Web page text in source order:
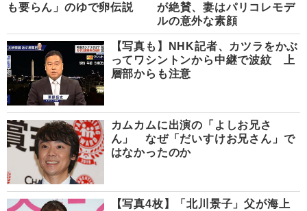
も要らん」のゆで卵伝説
が絶賛、妻はパリコレモデ
ルの意外な素顔
【写真も】NHK記者、カツラをかぶ
ってワシントンから中継で波紋 上
層部からも注意
カムカムに出演の「よしお兄さ
ん」 なぜ「だいすけお兄さん」で
はなかったのか
【写真4枚】「北川景子」父が海上